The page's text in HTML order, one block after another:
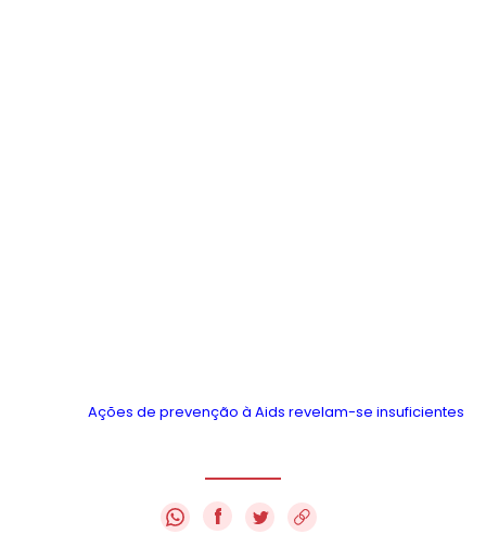
Ações de prevenção à Aids revelam-se insuficientes
f